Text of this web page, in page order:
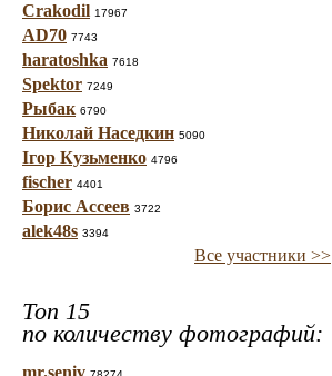
Crakodil 17967
AD70 7743
haratoshka 7618
Spektor 7249
Рыбак 6790
Николай Наседкин 5090
Ігор Кузьменко 4796
fischer 4401
Борис Ассеев 3722
alek48s 3394
Все участники >>
Топ 15
по количеству фотографий:
mr.seniv